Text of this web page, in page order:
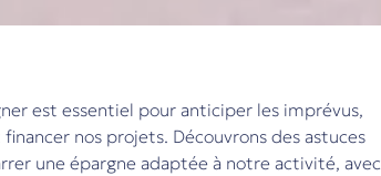
est essentiel pour anticiper les imprévus,
nos projets. Découvrons des astuces
une épargne adaptée à notre activité, avec